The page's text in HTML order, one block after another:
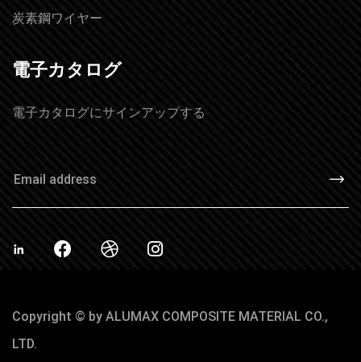
炭素鋼ワイヤー
電子カタログ
電子カタログにサインアップする
Copyright © by ALUMAX COMPOSITE MATERIAL CO.,
LTD.